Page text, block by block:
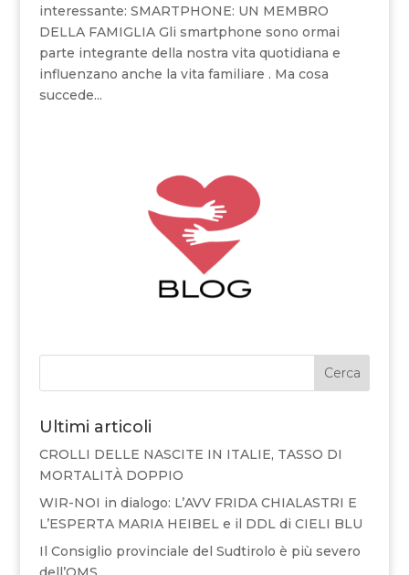
interessante: SMARTPHONE: UN MEMBRO
DELLA FAMIGLIA Gli smartphone sono ormai
parte integrante della nostra vita quotidiana e
influenzano anche la vita familiare . Ma cosa
succede...
Cerca
Ultimi articoli
CROLLI DELLE NASCITE IN ITALIE, TASSO DI
MORTALITÀ DOPPIO
WIR-NOI in dialogo: L’AVV FRIDA CHIALASTRI E
L’ESPERTA MARIA HEIBEL e il DDL di CIELI BLU
Il Consiglio provinciale del Sudtirolo è più severo